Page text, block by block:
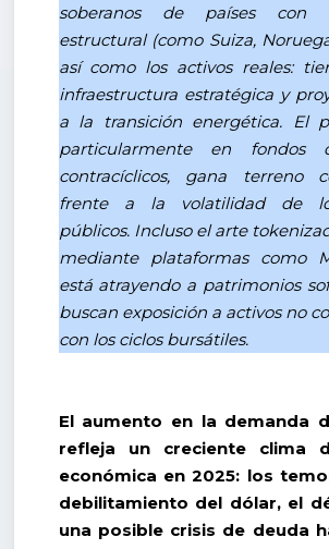
soberanos de países con
estructural (como Suiza,
así como los activos reales:
infraestructura estratégica y
a la transición energética. El
particularmente en fondos
contracíclicos, gana terreno
frente a la volatilidad de
públicos. Incluso el arte
mediante plataformas como
está atrayendo a patrimonios
buscan exposición a activos no
con los ciclos bursátiles.
El aumento en la demanda
refleja un creciente clima
económica en 2025: los
debilitamiento del dólar, el
una posible crisis de deuda